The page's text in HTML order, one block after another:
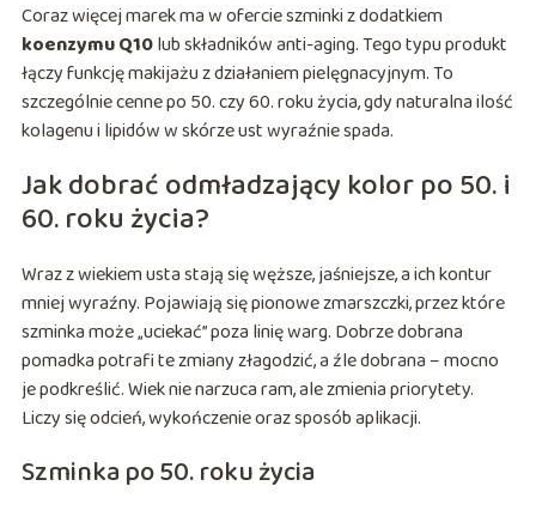
Coraz więcej marek ma w ofercie szminki z dodatkiem
koenzymu Q10lub składników anti-aging. Tego typu produkt
łączy funkcję makijażu z działaniem pielęgnacyjnym. To
szczególnie cenne po 50. czy 60. roku życia, gdy naturalna ilość
kolagenu i lipidów w skórze ust wyraźnie spada.
Jak dobrać odmładzający kolor po 50. i
60. roku życia?
Wraz z wiekiem usta stają się węższe, jaśniejsze, a ich kontur
mniej wyraźny. Pojawiają się pionowe zmarszczki, przez które
szminka może „uciekać” poza linię warg. Dobrze dobrana
pomadka potrafi te zmiany złagodzić, a źle dobrana – mocno
je podkreślić. Wiek nie narzuca ram, ale zmienia priorytety.
Liczy się odcień, wykończenie oraz sposób aplikacji.
Szminka po 50. roku życia